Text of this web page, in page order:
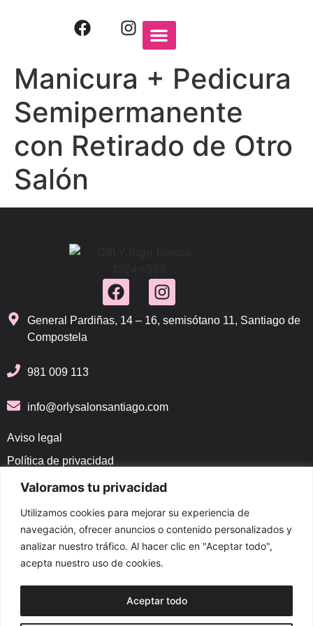
Valoramos tu privacidad
Utilizamos cookies para mejorar su experiencia de
navegación, ofrecer anuncios o contenido personalizados y
analizar nuestro tráfico. Al hacer clic en "Aceptar todo",
acepta nuestro uso de cookies.
Aceptar todo
Manicura + Pedicura
Semipermanente
con Retirado de Otro
Salón
General Pardiñas, 14 – 16, semisótano 11, Santiago de
Compostela
981 009 113
info@orlysalonsantiago.com
Aviso legal
Política de privacidad
Política de cancelaciones
Política de cookies
Mapa web
Inicio
Quienes Somos